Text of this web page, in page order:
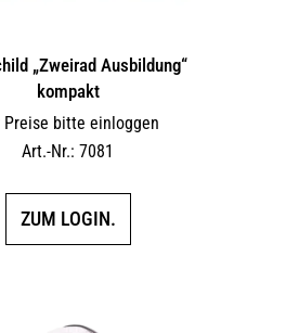
„Zweirad Ausbildung“
kompakt
Preise bitte einloggen
Art.-Nr.: 7081
ZUM LOGIN.